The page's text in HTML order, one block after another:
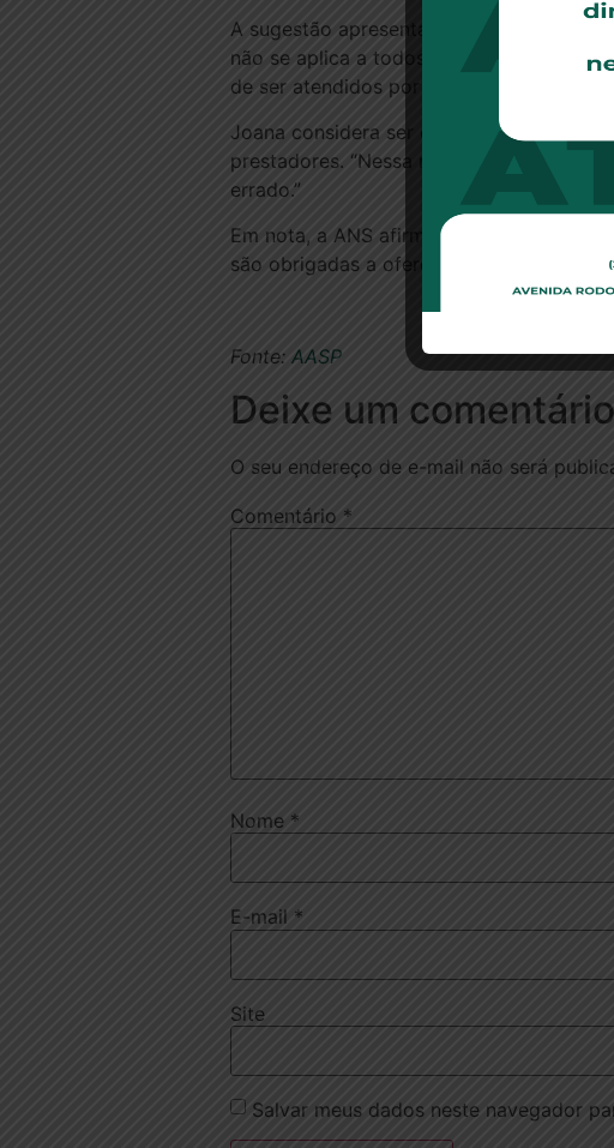
A sugestão apresentada pelo presidente
não se aplica a todos os consumidores,
de ser atendidos por médicos de uma
Joana considera ser essencial que a
prestadores. “Nessa relação triangular,
errado.”
Em nota, a ANS afirmou que sua missão
são obrigadas a oferecer consultas aos
Fonte: AASP
Deixe um comentário
O seu endereço de e-mail não será
Comentário *
Nome *
E-mail *
Site
Salvar meus dados neste navegador